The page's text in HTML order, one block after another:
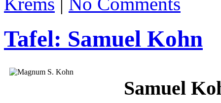
Tafel: Samuel Kohn
Samuel